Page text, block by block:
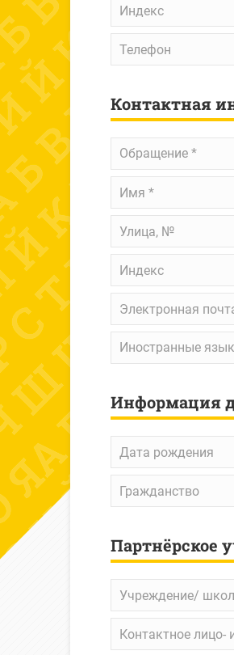
Телефон
Контактная
Обращение
Обращение *
Имя
Улица,
№
Индекс
Электронная
почта*
Иностранные
Иностранные
Информация
Дата
рождения
Гражданство
Партнёрское
Учреждение/
школа
Контактное
лицо-